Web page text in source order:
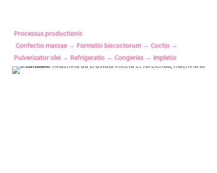
Processus productionis
Pulverizator olei → Refrigeratio → Congeries → Impletio